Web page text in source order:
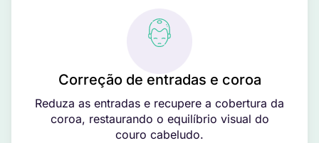
Correção de entradas e coroa
Reduza as entradas e recupere a cobertura da
coroa, restaurando o equilíbrio visual do
couro cabeludo.